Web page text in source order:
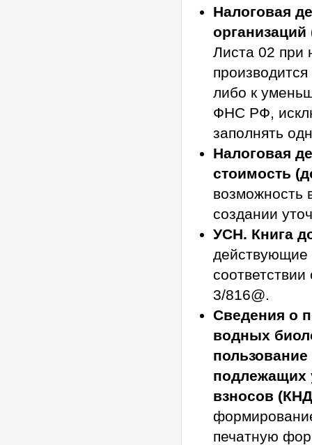
Налоговая
организаций
Листа 02 при
либо к
ФНС РФ,
заполнять
Налоговая
стоимость
возможность
создании
УСН. Книга
действующие
3/816@.
Сведения о
водных
подлежащих
взносов
печатную